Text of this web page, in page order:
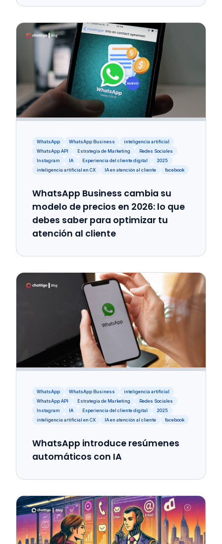
WhatsApp WhatsApp Business
inteligencia artificial
WhatsApp API
Estrategia de Marketing
Redes Sociales
Instagram
IA Experiencia del cliente digital
2025
inteligencia artificial en CX
IA en atención al cliente facebook
WhatsApp Business cambia su
modelo de precios en 2026: lo que
debes saber para optimizar tu
atención al cliente
WhatsApp WhatsApp Business
inteligencia artificial
WhatsApp API
Estrategia de Marketing
Redes Sociales
Instagram
IA Experiencia del cliente digital
2025
inteligencia artificial en CX
IA en atención al cliente facebook
WhatsApp introduce resúmenes
automáticos con IA